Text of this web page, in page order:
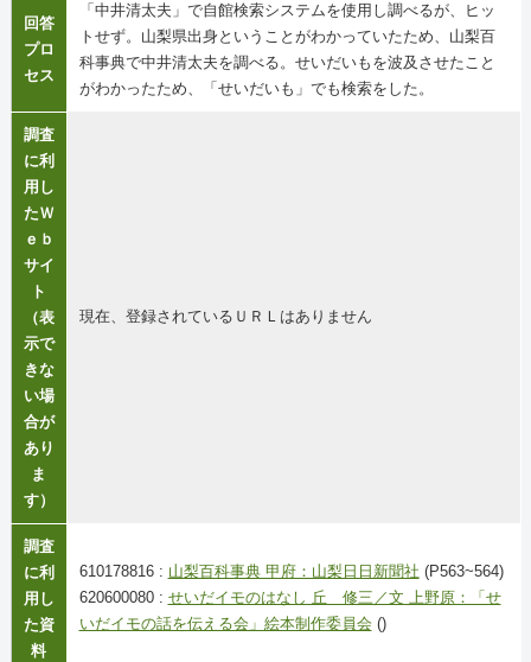
回答
プロ
セス
「中井清太夫」で自館検索システムを使用し調べるが、ヒッ
トせず。山梨県出身ということがわかっていたため、山梨百
科事典で中井清太夫を調べる。せいだいもを波及させたこと
がわかったため、「せいだいも」でも検索をした。
調査
に利
用し
たＷ
ｅｂ
サイ
ト
（表
示で
きな
い場
合が
あり
ま
す）
現在、登録されているＵＲＬはありません
調査
に利
用し
た資
料
610178816 : 山梨百科事典 甲府：山梨日日新聞社 (P563~564)
620600080 : せいだイモのはなし 丘 修三／文 上野原：「せ
いだイモの話を伝える会」絵本制作委員会 ()